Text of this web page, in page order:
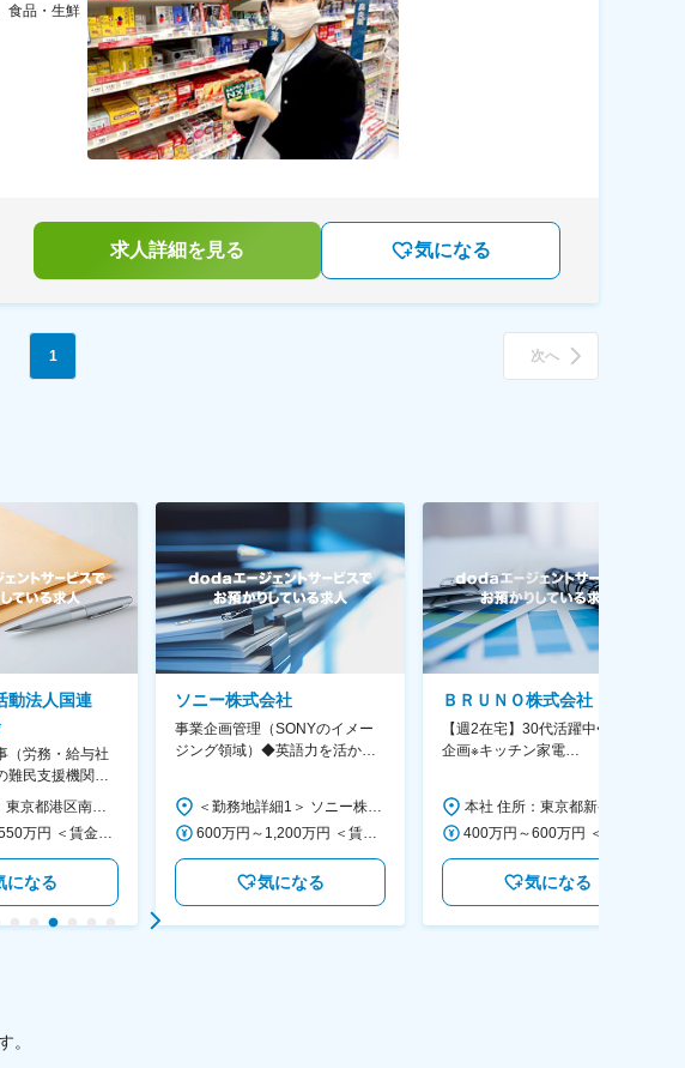
食品・生鮮
求人詳細を見る 気になる
1 次へ
動法人国連
（労務・給与社
民支援機関の
本公式支援窓口
提
になる
ソニー株式会社
事業企画管理（SONYのイメー
ジング領域）◆英語力を活か
気になる
ＢＲＵＮＯ株式会社
【週2在宅】30代活躍中◆商品
企画※キッチン家電
気になる
。